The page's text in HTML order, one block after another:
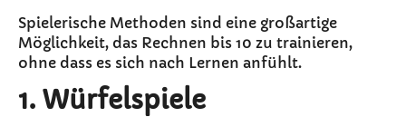
Spielerische Methoden sind eine großartige
Möglichkeit, das Rechnen bis 10 zu trainieren,
ohne dass es sich nach Lernen anfühlt.
1. Würfelspiele